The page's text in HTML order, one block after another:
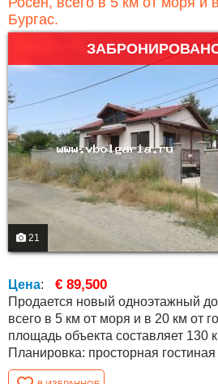
Бургас.
21
Цена: € 89,500
Продается новый одноэтажный
всего в 5 км от моря и в 20 км от
площадь объекта составляет 130
Планировка: просторная
ванная комната / туалет,